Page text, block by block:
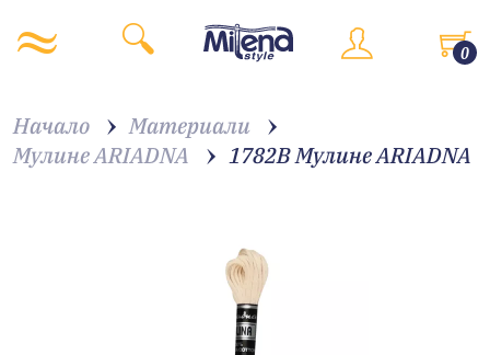
0
Начало
Материали
Мулине ARIADNA
1782B Мулине АRIADNA